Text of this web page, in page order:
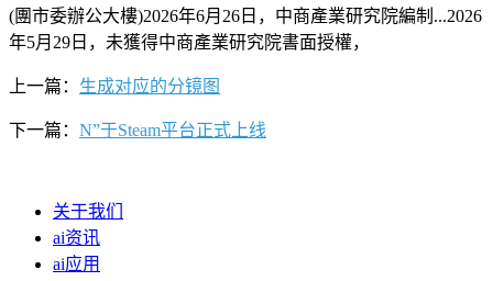
(團市委辦公大樓)2026年6月26日，中商產業研究院編制...2026
年5月29日，未獲得中商產業研究院書面授權，
上一篇： 生成对应的分镜图
下一篇： N”于Steam平台正式上线
关于我们
ai资讯
ai应用